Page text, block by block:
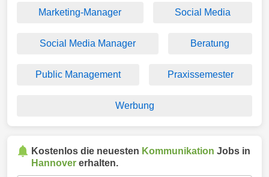
Marketing-Manager Social Media
Social Media Manager Beratung
Public Management Praxissemester
Werbung
Kostenlos die neuesten Kommunikation Jobs in
Hannover erhalten.